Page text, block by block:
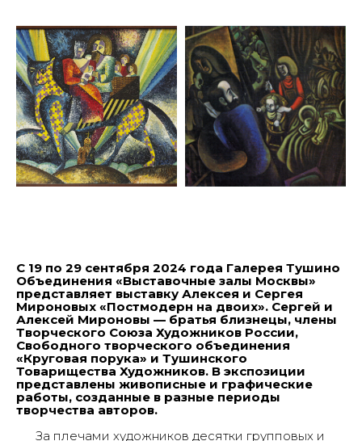
С 19 по 29 сентября 2024 года Галерея Тушино
Объединения «Выставочные залы Москвы»
представляет выставку Алексея и Сергея
Мироновых «Постмодерн на двоих». Сергей и
Алексей Мироновы — братья близнецы, члены
Творческого Союза Художников России,
Cвободного творческого объединения
«Круговая порука» и Тушинского
Товарищества Художников. В экспозиции
представлены живописные и графические
работы, созданные в разные периоды
творчества авторов.
За плечами художников десятки групповых и